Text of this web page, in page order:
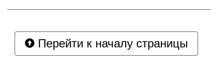
Перейти к началу страницы